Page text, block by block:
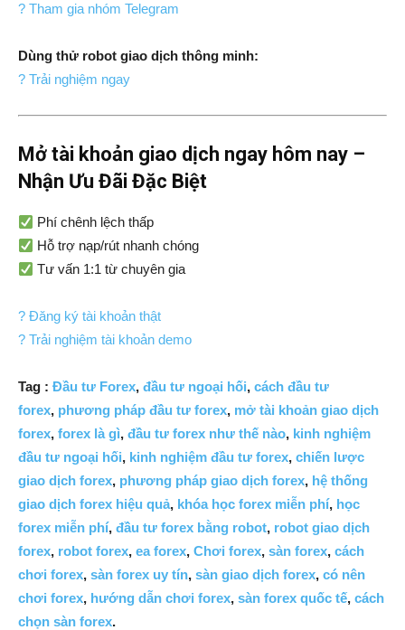
? Tham gia nhóm Telegram
Dùng thử robot giao dịch thông minh:
? Trải nghiệm ngay
Mở tài khoản giao dịch ngay hôm nay –
Nhận Ưu Đãi Đặc Biệt
Phí chênh lệch thấp
Hỗ trợ nạp/rút nhanh chóng
Tư vấn 1:1 từ chuyên gia
? Đăng ký tài khoản thật
? Trải nghiệm tài khoản demo
Tag : Đầu tư Forex, đầu tư ngoại hối, cách đầu tư
forex, phương pháp đầu tư forex, mở tài khoản giao dịch
forex, forex là gì, đầu tư forex như thế nào, kinh nghiệm
đầu tư ngoại hối, kinh nghiệm đầu tư forex, chiến lược
giao dịch forex, phương pháp giao dịch forex, hệ thống
giao dịch forex hiệu quả, khóa học forex miễn phí, học
forex miễn phí, đầu tư forex bằng robot, robot giao dịch
forex, robot forex, ea forex, Chơi forex, sàn forex, cách
chơi forex, sàn forex uy tín, sàn giao dịch forex, có nên
chơi forex, hướng dẫn chơi forex, sàn forex quốc tế, cách
chọn sàn forex.